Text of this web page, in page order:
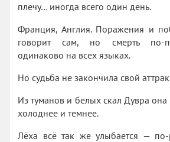
плечу… иногда всего один день.
Франция, Англия. Поражения и
говорит сам, но смерть по-
одинаково на всех языках.
Но судьба не закончила свой
Из туманов и белых скал Дувра она
холоднее и темнее.
Лёха всё так же улыбается —